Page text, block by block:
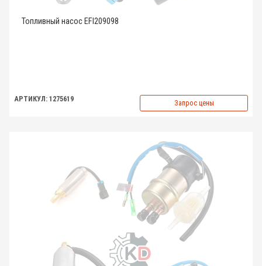
Топливный насос EFI209098
АРТИКУЛ: 1275619 Запрос цены